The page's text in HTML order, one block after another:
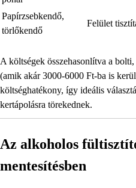
Papírzsebkendő,
törlőkendő
Felület
A költségek összehasonlítva a
(amik akár 3000-6000 Ft-ba is
költséghatékony, így ideális
kertápolásra törekednek.
Az alkoholos
mentesítésben